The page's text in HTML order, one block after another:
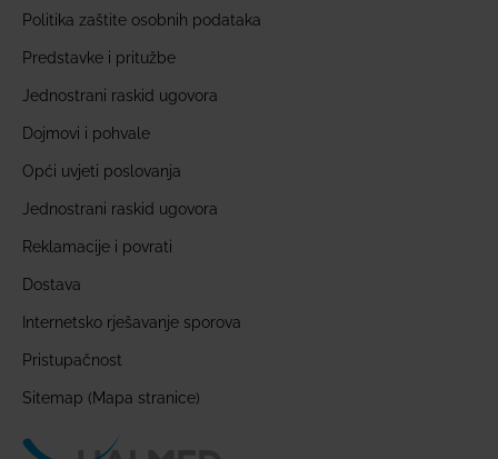
Politika zaštite osobnih podataka
Predstavke i pritužbe
Jednostrani raskid ugovora
Dojmovi i pohvale
Opći uvjeti poslovanja
Jednostrani raskid ugovora
Reklamacije i povrati
Dostava
Internetsko rješavanje sporova
Pristupačnost
Sitemap (Mapa stranice)